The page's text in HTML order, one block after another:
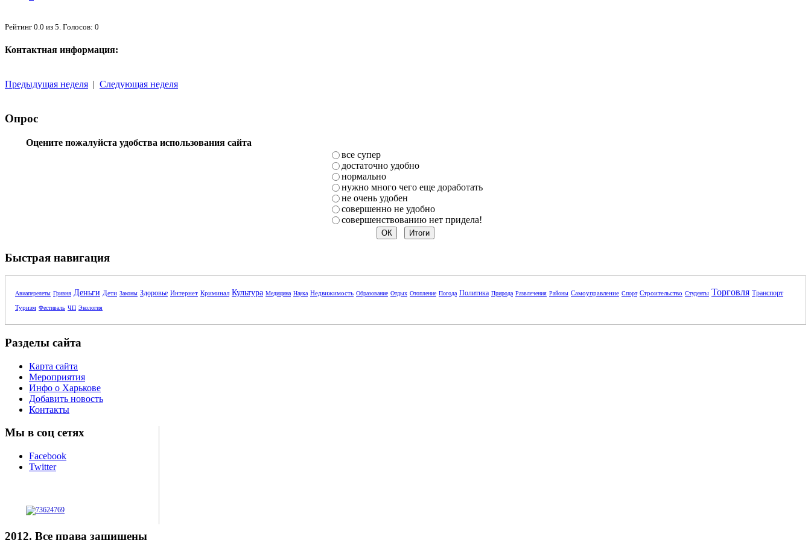
Рейтинг 0.0 из 5 . Голосов: 0
Контактная информация:
Предыдущая неделя | Следующая неделя
Опрос
Оцените пожалуйста удобства использования сайта
все супер
достаточно удобно
нормально
нужно много чего еще доработать
не очень удобен
совершенно не удобно
совершенствованию нет придела!
Быстрая навигация
Авиаперелеты Гривня Деньги Дети Законы Здоровье Интернет Криминал Культура Медицина Наука Недвижимость Образование Отдых Отопление Погода Политика Природа Развлечения Районы Самоуправление Спорт Строительство Студенты Торговля Транспорт
Туризм Фестиваль ЧП Экология
Разделы сайта
Карта сайта
Мероприятия
Инфо о Харькове
Добавить новость
Контакты
Мы в соц сетях
Facebook
Twitter
2012. Все права защищены